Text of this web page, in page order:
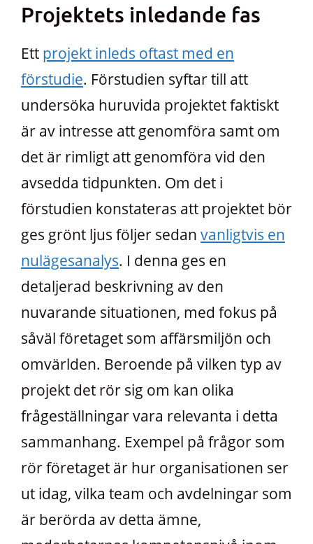
Projektets inledande fas
Ett projekt inleds oftast med en
förstudie. Förstudien syftar till att
undersöka huruvida projektet faktiskt
är av intresse att genomföra samt om
det är rimligt att genomföra vid den
avsedda tidpunkten. Om det i
förstudien konstateras att projektet bör
ges grönt ljus följer sedan vanligtvis en
nulägesanalys. I denna ges en
detaljerad beskrivning av den
nuvarande situationen, med fokus på
såväl företaget som affärsmiljön och
omvärlden. Beroende på vilken typ av
projekt det rör sig om kan olika
frågeställningar vara relevanta i detta
sammanhang. Exempel på frågor som
rör företaget är hur organisationen ser
ut idag, vilka team och avdelningar som
är berörda av detta ämne,